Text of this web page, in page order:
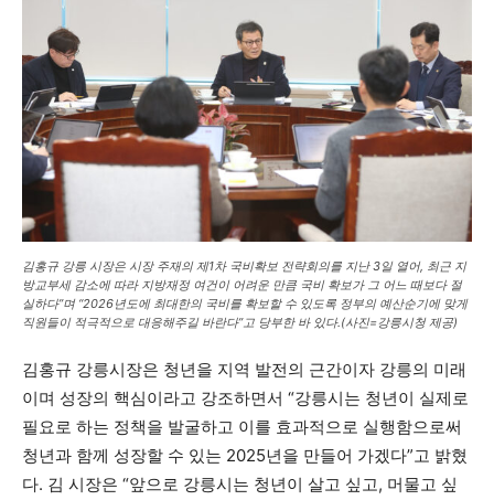
김홍규 강릉 시장은 시장 주재의 제1차 국비확보 전략회의를 지난 3일 열어, 최근 지
방교부세 감소에 따라 지방재정 여건이 어려운 만큼 국비 확보가 그 어느 때보다 절
실하다”며 “2026년도에 최대한의 국비를 확보할 수 있도록 정부의 예산순기에 맞게
직원들이 적극적으로 대응해주길 바란다”고 당부한 바 있다.(사진=강릉시청 제공)
김홍규 강릉시장은 청년을 지역 발전의 근간이자 강릉의 미래
이며 성장의 핵심이라고 강조하면서 “강릉시는 청년이 실제로
필요로 하는 정책을 발굴하고 이를 효과적으로 실행함으로써
청년과 함께 성장할 수 있는 2025년을 만들어 가겠다”고 밝혔
다. 김 시장은 “앞으로 강릉시는 청년이 살고 싶고, 머물고 싶